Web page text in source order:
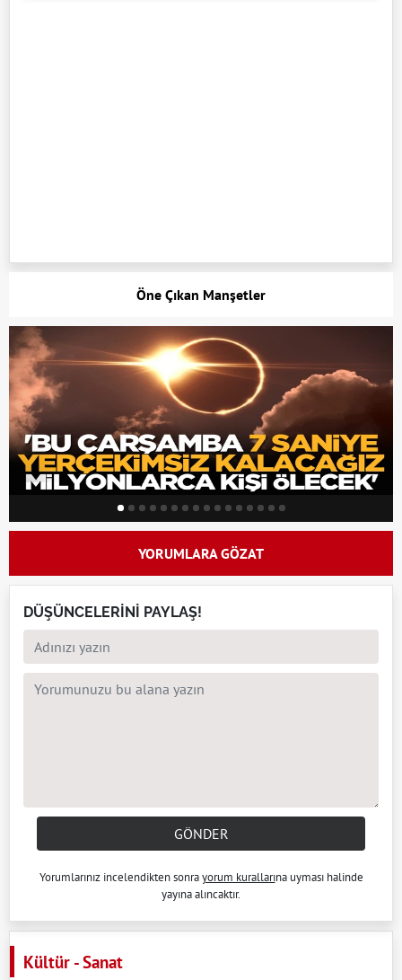
Öne Çıkan Manşetler
YORUMLARA GÖZAT
DÜŞÜNCELERİNİ PAYLAŞ!
GÖNDER
Yorumlarınız incelendikten sonrayorum kurallarına uyması halinde
yayına alıncaktır.
Kültür - Sanat